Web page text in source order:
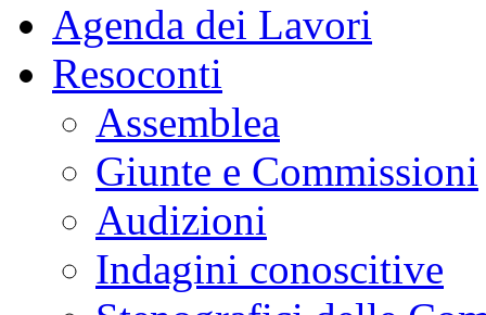
Agenda dei Lavori
Resoconti
Assemblea
Giunte e Commissioni
Audizioni
Indagini conoscitive